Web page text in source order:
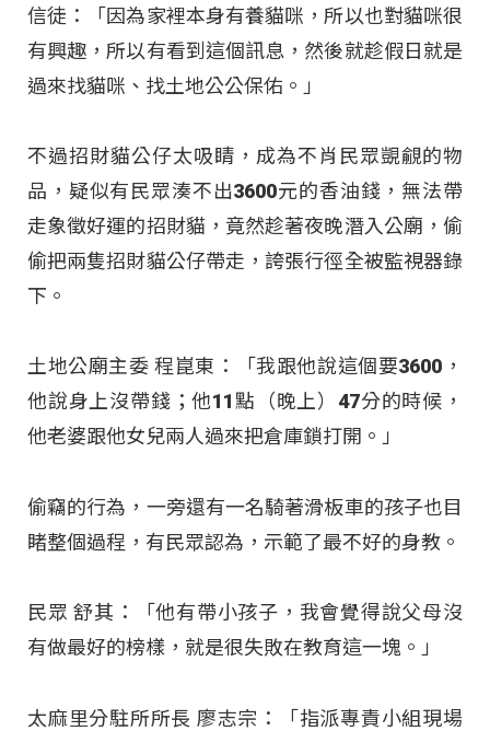
信徒：「因為家裡本身有養貓咪，所以也對貓咪很
有興趣，所以有看到這個訊息，然後就趁假日就是
過來找貓咪、找土地公公保佑。」
不過招財貓公仔太吸睛，成為不肖民眾覬覦的物
品，疑似有民眾湊不出3600元的香油錢，無法帶
走象徵好運的招財貓，竟然趁著夜晚潛入公廟，偷
偷把兩隻招財貓公仔帶走，誇張行徑全被監視器錄
下。
土地公廟主委 程崑東：「我跟他說這個要3600，
他說身上沒帶錢；他11點（晚上）47分的時候，
他老婆跟他女兒兩人過來把倉庫鎖打開。」
偷竊的行為，一旁還有一名騎著滑板車的孩子也目
睹整個過程，有民眾認為，示範了最不好的身教。
民眾 舒其：「他有帶小孩子，我會覺得說父母沒
有做最好的榜樣，就是很失敗在教育這一塊。」
太麻里分駐所所長 廖志宗：「指派專責小組現場